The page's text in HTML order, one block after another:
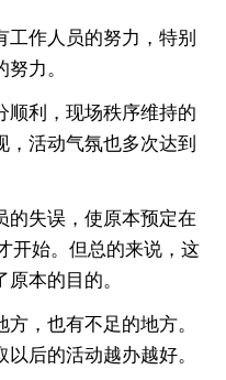
工作人员的努力，特别
力。
顺利，现场秩序维持的
活动气氛也多次达到
的失误，使原本预定在
开始。但总的来说，这
本的目的。
，也有不足的地方。
后的活动越办越好。